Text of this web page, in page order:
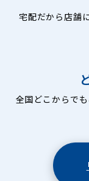
宅配だから店舗
全国どこからで